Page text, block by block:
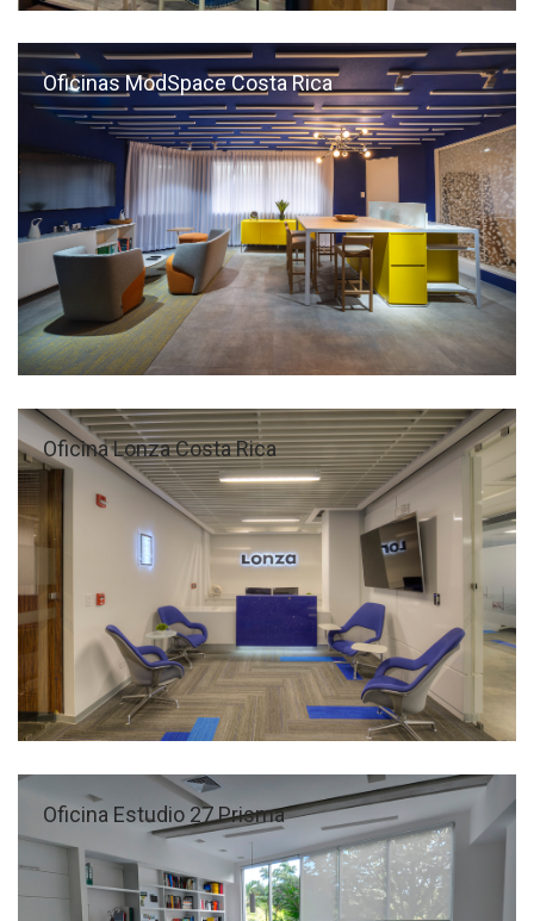
Oficinas ModSpace Costa Rica
Oficina Lonza Costa Rica
Oficina Estudio 27 Prisma